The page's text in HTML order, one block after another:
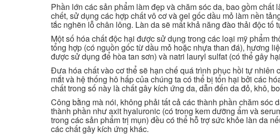
Phần lớn các sản phẩm làm đẹp và chăm sóc da, bao gồm
chết, sử dụng các hợp chất vô cơ và gel gốc dầu mỏ làm nền
tắc nghẽn lỗ chân lông. Làn da sẽ mất khả năng đào thải độc
Một số hóa chất độc hại được sử dụng trong các loại mỹ phẩm
tổng hợp (có nguồn gốc từ dầu mỏ hoặc nhựa than đá), hương
được sử dụng để hòa tan sơn) và natri lauryl sulfat (có thể gây
Đưa hóa chất vào cơ thể sẽ hạn chế quá trình phục hồi tự
mắt và hệ thống hô hấp của chúng ta có thể bị tổn hại bởi các
chất trong số này là chất gây kích ứng da, dẫn đến da đỏ, khô,
Công bằng mà nói, không phải tất cả các thành phần chăm sóc
thành phần như axit hyaluronic (có trong kem dưỡng ẩm và
trong các sản phẩm trị mụn) đều có thể hỗ trợ sức khỏe làn da
các chất gây kích ứng khác.